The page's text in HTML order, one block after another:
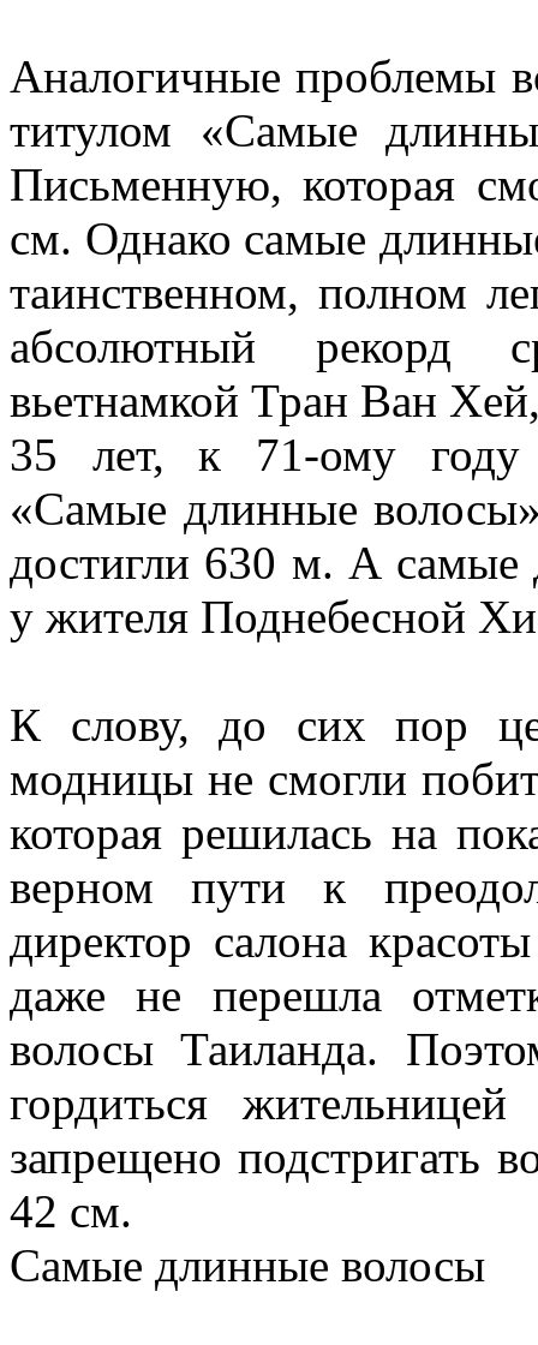
Аналогичные проблемы
титулом «Самые
Письменную, которая
см. Однако самые
таинственном, полном
абсолютный рекорд
вьетнамкой Тран Ван
35 лет, к 71-ому году
«Самые длинные
достигли 630 м. А
у жителя Поднебесной
К слову, до сих пор
модницы не смогли
которая решилась на
верном пути к
директор салона
даже не перешла
волосы Таиланда.
гордиться
запрещено подстригать
42 см.
Самые длинные волосы